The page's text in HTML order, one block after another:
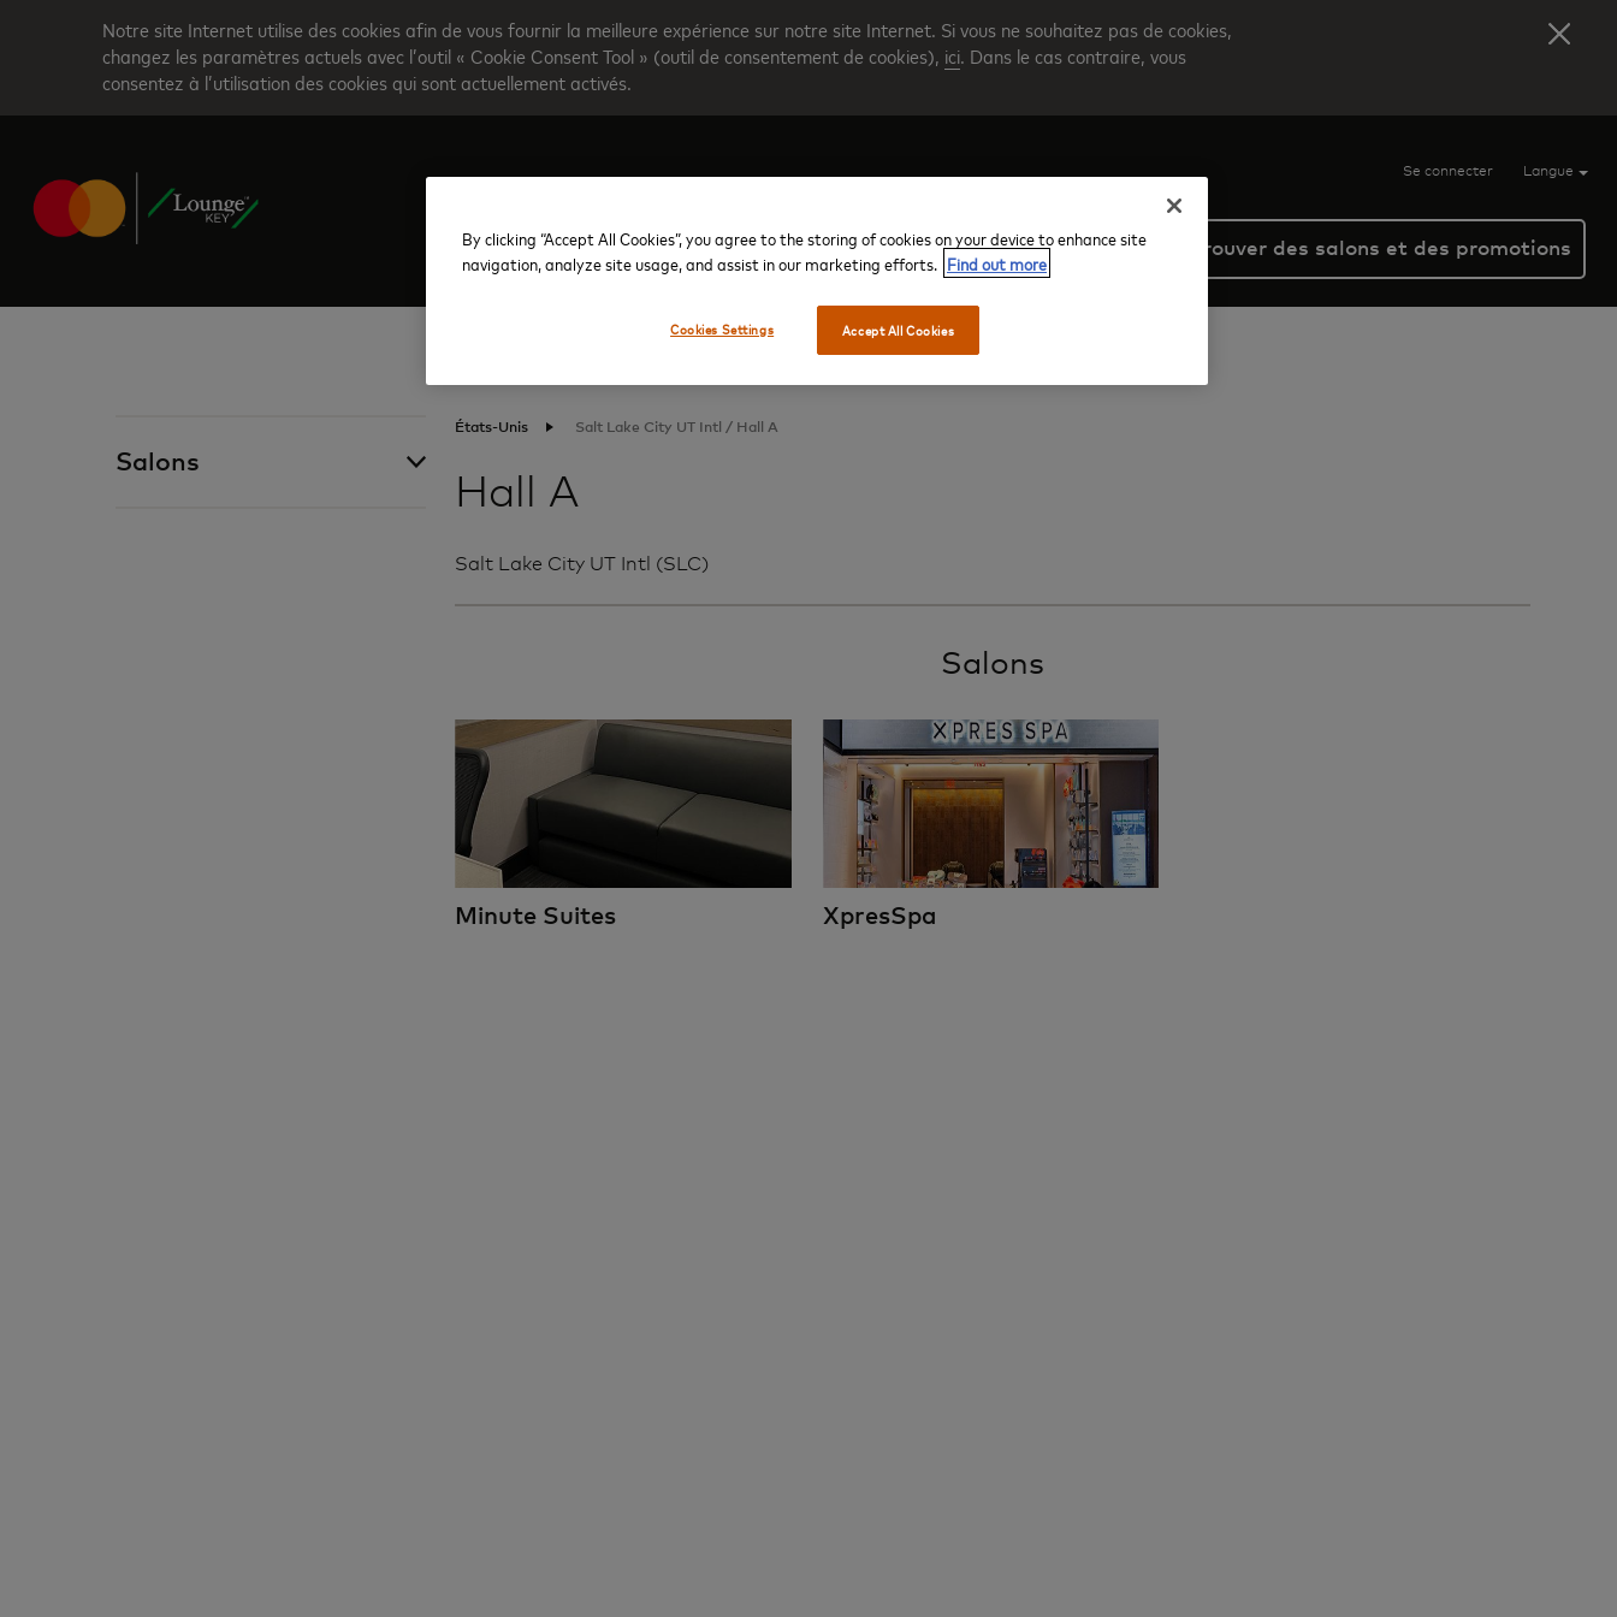
content
Notre site Internet utilise des cookies afin de vous fournir la meilleure expérience sur notre site Internet. Si vous ne souhaitez pas de cookies,
changez les paramètres actuels avec l’outil « Cookie Consent Tool » (outil de consentement de cookies), ici. Dans le cas contraire, vous
consentez à l’utilisation des cookies qui sont actuellement activés.
Se connecter Langue
Créer votre compte Présentation du programme Aide Trouver des salons et des promotions
Salons
États-Unis Salt Lake City UT Intl / Hall A
Hall A
Salt Lake City UT Intl (SLC)
Salons
Minute Suites XpresSpa
By clicking “Accept All Cookies”, you agree to the storing of cookies on your device to enhance site
navigation, analyze site usage, and assist in our marketing efforts. Find out more
Accept All Cookies
Cookies Settings